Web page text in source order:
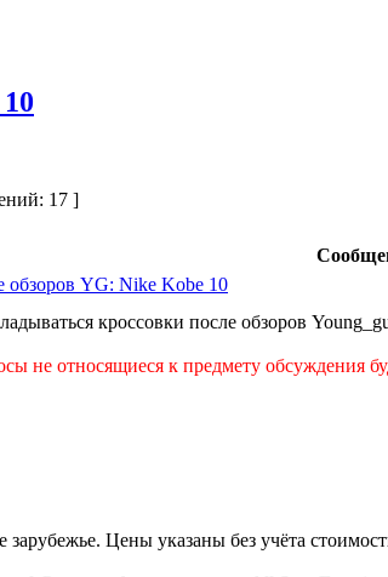
17 ]
обзоров YG: Nike Kobe 10
кроссовки после обзоров
не относящиеся к предмету обсуждения
Цены указаны без учёта